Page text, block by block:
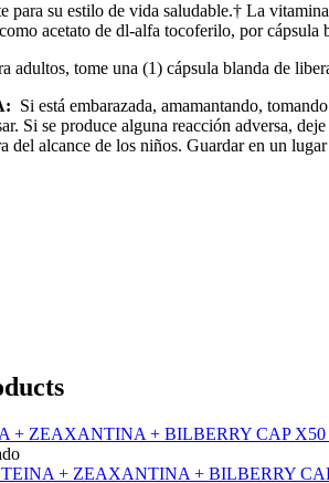
para su estilo de vida saludable.† La
acetato de dl-alfa tocoferilo, por cápsula
adultos, tome una (1) cápsula blanda de
Si está embarazada, amamantando,
Si se produce alguna reacción adversa,
del alcance de los niños. Guardar en un